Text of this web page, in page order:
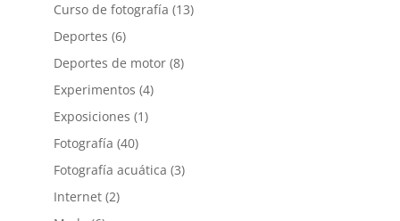
Curso de fotografía (13)
Deportes (6)
Deportes de motor(8)
Experimentos (4)
Exposiciones (1)
Fotografía (40)
Fotografía acuática (3)
Internet(2)